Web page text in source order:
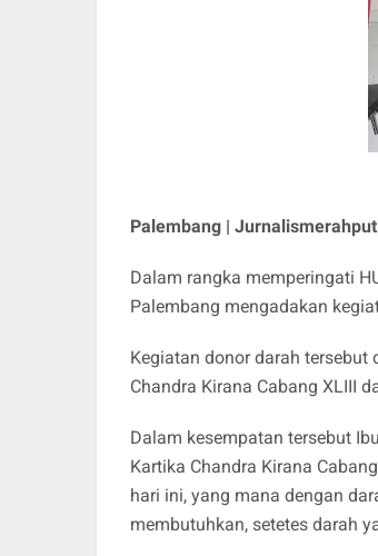
Palembang |
Dalam rangka memperingati
Palembang mengadakan
Kegiatan donor darah
Chandra Kirana Cabang XLIII
Dalam kesempatan tersebut
Kartika Chandra Kirana
hari ini, yang mana dengan
membutuhkan, setetes darah